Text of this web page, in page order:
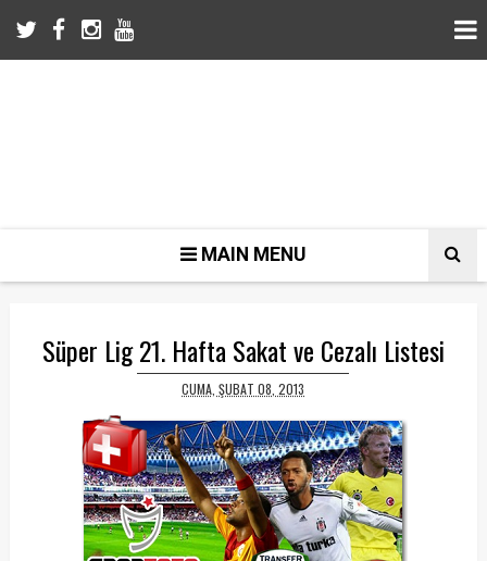
MAIN MENU
Süper Lig 21. Hafta Sakat ve Cezalı Listesi
CUMA, ŞUBAT 08, 2013